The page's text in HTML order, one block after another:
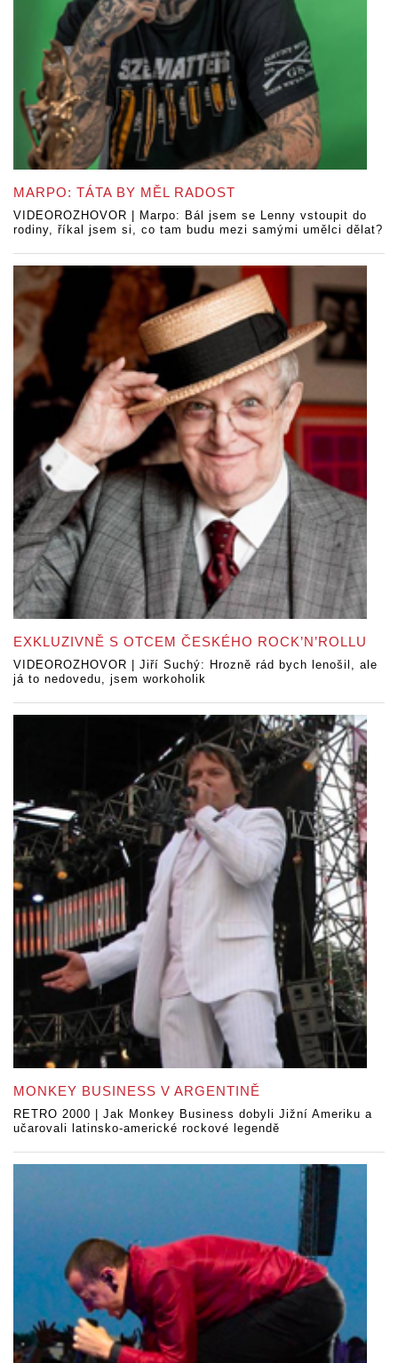
MARPO: TÁTA BY MĚL RADOST
VIDEOROZHOVOR | Marpo: Bál jsem se Lenny vstoupit do
rodiny, říkal jsem si, co tam budu mezi samými umělci dělat?
EXKLUZIVNĚ S OTCEM ČESKÉHO ROCK’N’ROLLU
VIDEOROZHOVOR | Jiří Suchý: Hrozně rád bych lenošil, ale
já to nedovedu, jsem workoholik
MONKEY BUSINESS V ARGENTINĚ
RETRO 2000 | Jak Monkey Business dobyli Jižní Ameriku a
učarovali latinsko-americké rockové legendě